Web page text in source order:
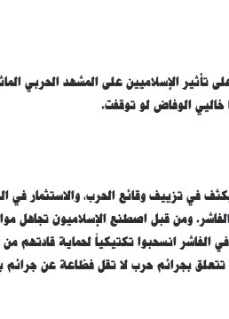
تأثير الإسلاميين على المشهد الحربي
الوفاض لو توقفت.
في تزييف وقائع الحرب، والاستثمار في
ومن قبل اصطنع الإسلاميون تجاهل
الفاشر انسحبوا تكتيكياً لحماية قادتهم
بجرائم حرب لا تقل فظاعة عن جرائم